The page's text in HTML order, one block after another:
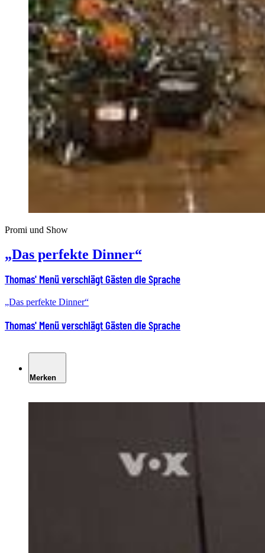
Promi und Show
„Das perfekte Dinner“
Thomas' Menü verschlägt Gästen die Sprache
„Das perfekte Dinner“
Thomas' Menü verschlägt Gästen die Sprache
Merken